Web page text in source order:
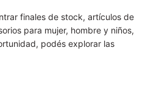
finales de stock, artículos de
para mujer, hombre y niños,
podés explorar las